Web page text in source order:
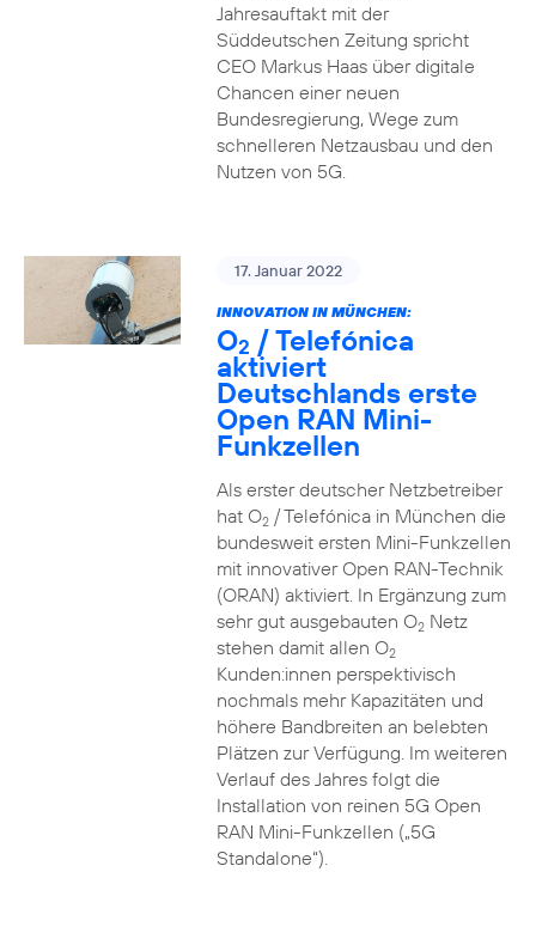
Jahresauftakt mit der
Süddeutschen Zeitung spricht
CEO Markus Haas über digitale
Chancen einer neuen
Bundesregierung, Wege zum
schnelleren Netzausbau und den
Nutzen von 5G.
17. Januar 2022
INNOVATION IN MÜNCHEN:
O2 / Telefónica
aktiviert
Deutschlands erste
Open RAN Mini-
Funkzellen
Als erster deutscher Netzbetreiber
hat O2/ Telefónica in München die
bundesweit ersten Mini-Funkzellen
mit innovativer Open RAN-Technik
(ORAN) aktiviert. In Ergänzung zum
sehr gut ausgebauten O2Netz
stehen damit allen O2
Kunden:innen perspektivisch
nochmals mehr Kapazitäten und
höhere Bandbreiten an belebten
Plätzen zur Verfügung. Im weiteren
Verlauf des Jahres folgt die
Installation von reinen 5G Open
RAN Mini-Funkzellen („5G
Standalone“).